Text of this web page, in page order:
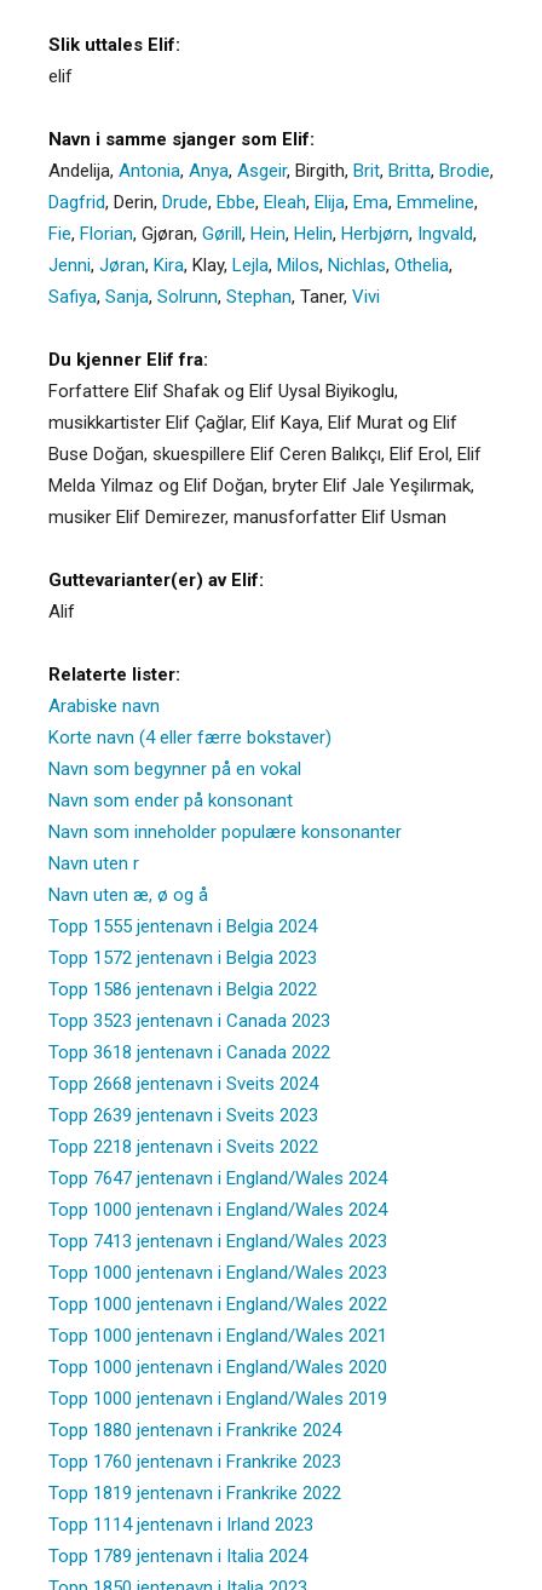
Slik uttales Elif:
elif
Navn i samme sjanger som Elif:
Andelija, Antonia, Anya, Asgeir, Birgith, Brit, Britta, Brodie,
Dagfrid, Derin, Drude, Ebbe, Eleah, Elija, Ema, Emmeline,
Fie, Florian, Gjøran, Gørill, Hein, Helin, Herbjørn, Ingvald,
Jenni, Jøran, Kira, Klay, Lejla, Milos, Nichlas, Othelia,
Safiya, Sanja, Solrunn, Stephan, Taner, Vivi
Du kjenner Elif fra:
Forfattere Elif Shafak og Elif Uysal Biyikoglu,
musikkartister Elif Çağlar, Elif Kaya, Elif Murat og Elif
Buse Doğan, skuespillere Elif Ceren Balıkçı, Elif Erol, Elif
Melda Yilmaz og Elif Doğan, bryter Elif Jale Yeşilırmak,
musiker Elif Demirezer, manusforfatter Elif Usman
Guttevarianter(er) av Elif:
Alif
Relaterte lister:
Arabiske navn
Korte navn (4 eller færre bokstaver)
Navn som begynner på en vokal
Navn som ender på konsonant
Navn som inneholder populære konsonanter
Navn uten r
Navn uten æ, ø og å
Topp 1555 jentenavn i Belgia 2024
Topp 1572 jentenavn i Belgia 2023
Topp 1586 jentenavn i Belgia 2022
Topp 3523 jentenavn i Canada 2023
Topp 3618 jentenavn i Canada 2022
Topp 2668 jentenavn i Sveits 2024
Topp 2639 jentenavn i Sveits 2023
Topp 2218 jentenavn i Sveits 2022
Topp 7647 jentenavn i England/Wales 2024
Topp 1000 jentenavn i England/Wales 2024
Topp 7413 jentenavn i England/Wales 2023
Topp 1000 jentenavn i England/Wales 2023
Topp 1000 jentenavn i England/Wales 2022
Topp 1000 jentenavn i England/Wales 2021
Topp 1000 jentenavn i England/Wales 2020
Topp 1000 jentenavn i England/Wales 2019
Topp 1880 jentenavn i Frankrike 2024
Topp 1760 jentenavn i Frankrike 2023
Topp 1819 jentenavn i Frankrike 2022
Topp 1114 jentenavn i Irland 2023
Topp 1789 jentenavn i Italia 2024